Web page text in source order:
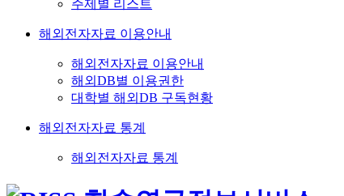
주제별 리스트
해외전자자료 이용안내
해외전자자료 이용안내
해외DB별 이용권한
대학별 해외DB 구독현황
해외전자자료 통계
해외전자자료 통계